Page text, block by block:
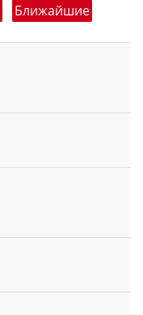
Ближайшие